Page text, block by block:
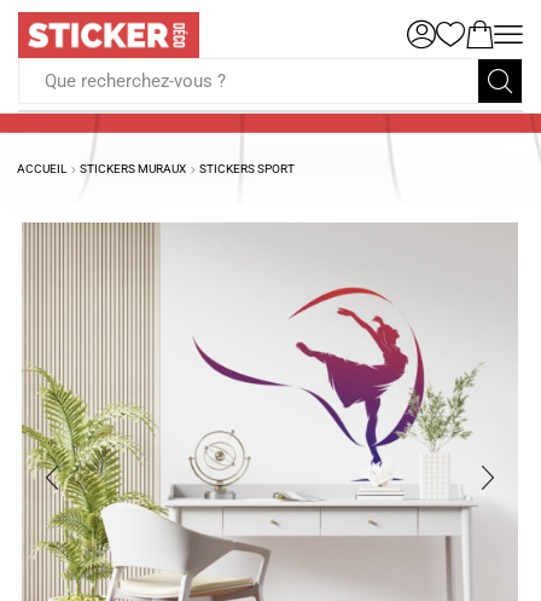
Que recherchez-vous ?
ACCUEIL STICKERS MURAUX STICKERS SPORT